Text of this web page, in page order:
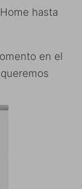
hasta
en el